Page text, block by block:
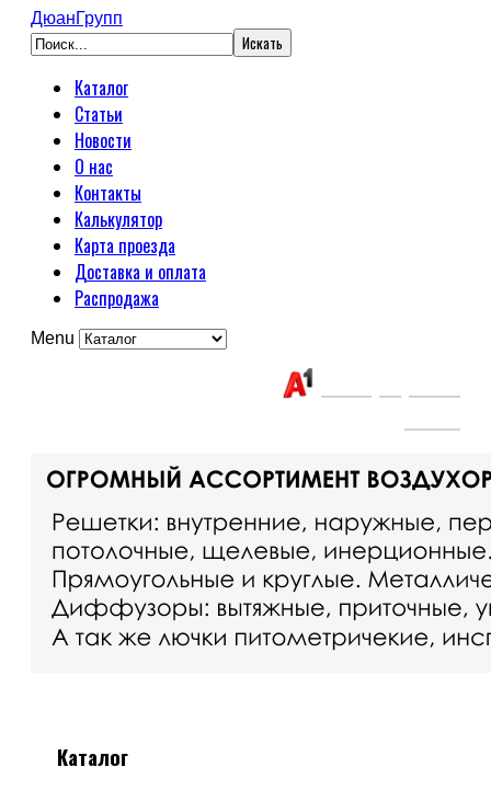
ДюанГрупп
Каталог
Статьи
Новости
О нас
Контакты
Калькулятор
Карта проезда
Доставка и оплата
Распродажа
Menu
Каталог